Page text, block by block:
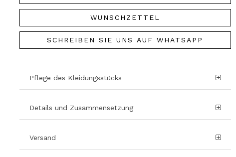
WUNSCHZETTEL
SCHREIBEN SIE UNS AUF WHATSAPP
Pflege des Kleidungsstücks
Details und Zusammensetzung
Versand